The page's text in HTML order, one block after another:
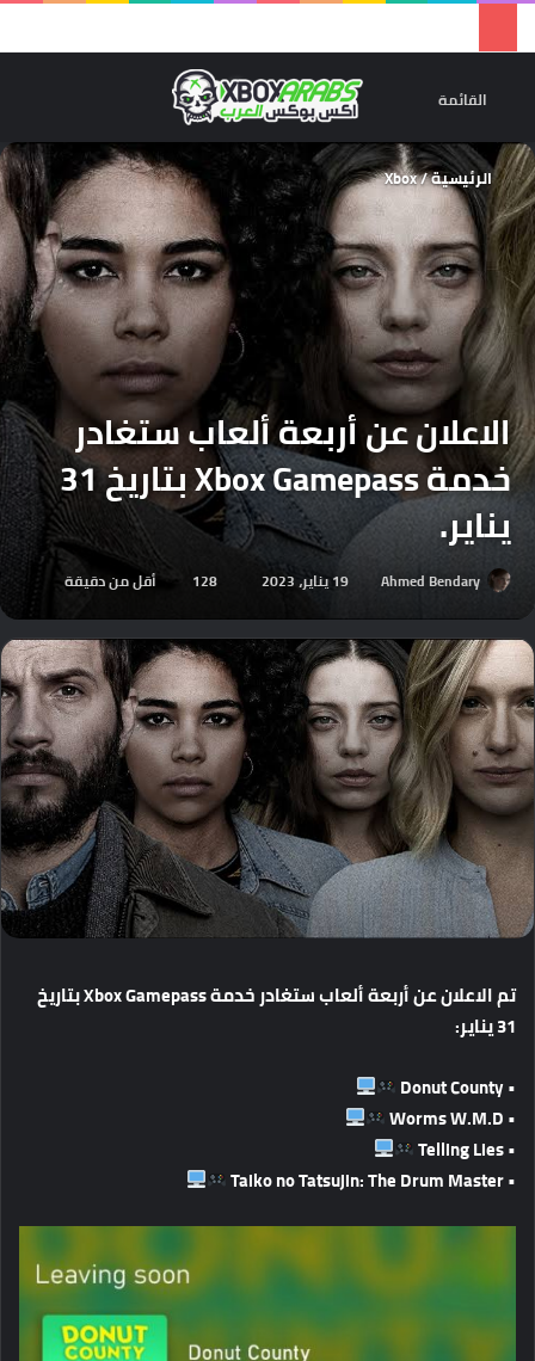
القائمة
الرئيسية/
Xbox
الاعلان عن أربعة ألعاب ستغادر
خدمة Xbox Gamepass بتاريخ 31
يناير.
Ahmed Bendary 19 يناير، 2023 128 أقل من دقيقة
تمالاعلانعنأربعةألعابستغادرخدمة
بتاريخ
31يناير:
• Donut County
• Worms W.M.D
• Telling Lies
• Taiko no Tatsujin: The Drum Master